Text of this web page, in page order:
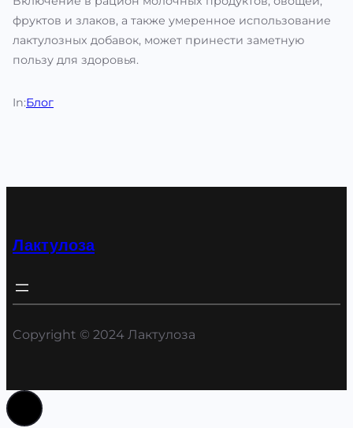
фруктов и злаков, а также умеренное использование
лактулозных добавок, может принести заметную
пользу для здоровья.
In:Блог
Лактулоза
Copyright © 2024 Лактулоза